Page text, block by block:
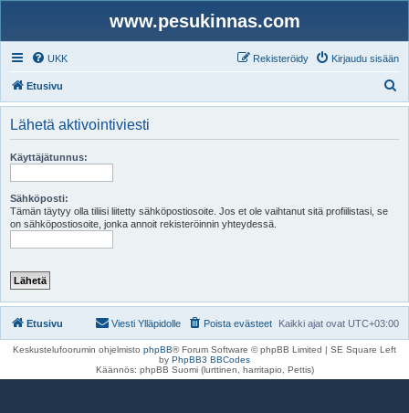
www.pesukinnas.com
UKK Kirjaudu sisään
Rekisteröidy
Etusivu
t
Lähetä aktivointiviesti
Käyttäjätunnus:
Sähköposti:
Tämän täytyy olla tiliisi liitetty sähköpostiosoite. Jos et ole vaihtanut sitä profiilistasi, se
on sähköpostiosoite, jonka annoit rekisteröinnin yhteydessä.
Etusivu Kaikki ajat ovat UTC+03:00
Poista evästeet
Viesti Ylläpidolle
Keskustelufoorumin ohjelmisto phpBB® Forum Software © phpBB Limited | SE Square Left
by PhpBB3 BBCodes
Käännös: phpBB Suomi (lurttinen, harritapio, Pettis)